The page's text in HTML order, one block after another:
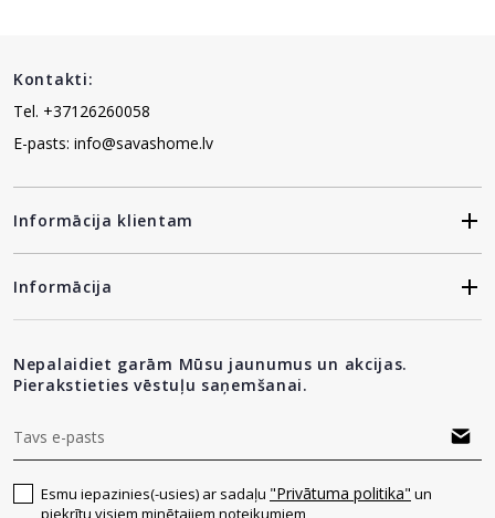
Kontakti:
Tel. +37126260058
E-pasts: info@savashome.lv
Informācija klientam
Informācija
Nepalaidiet garām Mūsu jaunumus un akcijas.
Pierakstieties vēstuļu saņemšanai.
Esmu iepazinies(-usies) ar sadaļu "Privātuma politika" un
piekrītu visiem minētajiem noteikumiem